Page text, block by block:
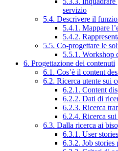
servizio
5.4. Descrivere il
5.4.1. Mappare
5.4.2.
5.5. Co-progettare le
5.5.1. Workshop
6. Progettazione dei contenuti
6.1. Cos’è il content
6.2. Ricerca utente sui
6.2.1. Content
6.2.2. Dati di
6.2.3. Ricerca
6.2.4. Ricerca
6.3. Dalla ricerca ai
6.3.1. User
6.3.2. Job stories